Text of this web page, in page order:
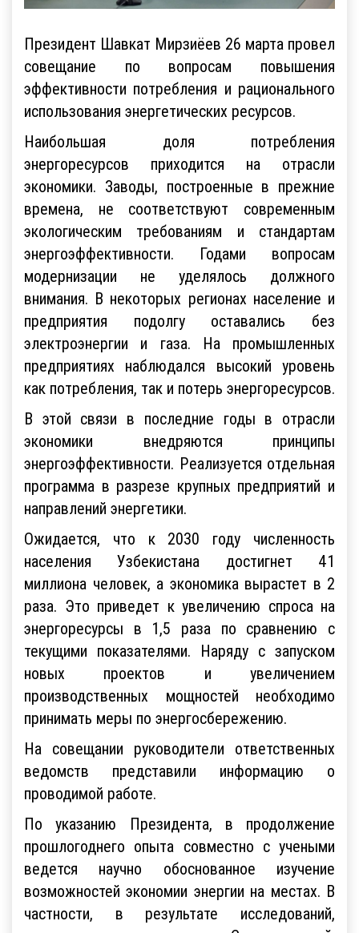
Президент Шавкат Мирзиёев 26 марта провел
совещание по вопросам повышения
эффективности потребления и рационального
использования энергетических ресурсов.
Наибольшая доля потребления
энергоресурсов приходится на отрасли
экономики. Заводы, построенные в прежние
времена, не соответствуют современным
экологическим требованиям и стандартам
энергоэффективности. Годами вопросам
модернизации не уделялось должного
внимания. В некоторых регионах население и
предприятия подолгу оставались без
электроэнергии и газа. На промышленных
предприятиях наблюдался высокий уровень
как потребления, так и потерь энергоресурсов.
В этой связи в последние годы в отрасли
экономики внедряются принципы
энергоэффективности. Реализуется отдельная
программа в разрезе крупных предприятий и
направлений энергетики.
Ожидается, что к 2030 году численность
населения Узбекистана достигнет 41
миллиона человек, а экономика вырастет в 2
раза. Это приведет к увеличению спроса на
энергоресурсы в 1,5 раза по сравнению с
текущими показателями. Наряду с запуском
новых проектов и увеличением
производственных мощностей необходимо
принимать меры по энергосбережению.
На совещании руководители ответственных
ведомств представили информацию о
проводимой работе.
По указанию Президента, в продолжение
прошлогоднего опыта совместно с учеными
ведется научно обоснованное изучение
возможностей экономии энергии на местах. В
частности, в результате исследований,